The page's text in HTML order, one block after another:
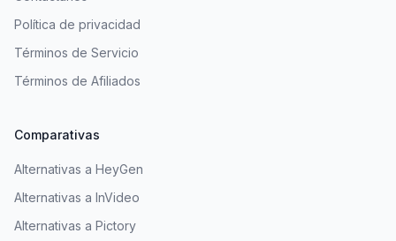
Política de privacidad
Términos de Servicio
Términos de Afiliados
Comparativas
Alternativas a HeyGen
Alternativas a InVideo
Alternativas a Pictory